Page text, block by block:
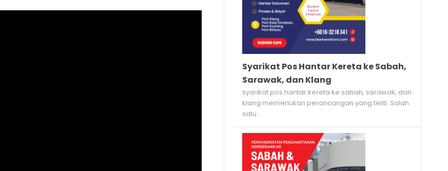
Syarikat Pos Hantar Kereta ke Sabah,
Sarawak, dan Klang
syarikat pos hantar kereta ke sabah, sarawak, dan
klang memerlukan perancangan yang teliti. Salah
satu...